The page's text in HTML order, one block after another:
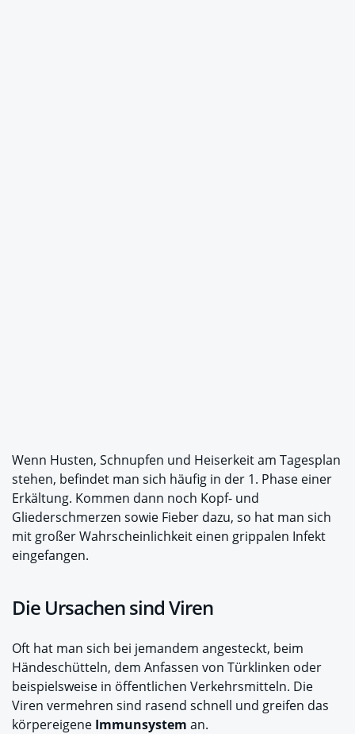
Wenn Husten, Schnupfen und Heiserkeit am Tagesplan
stehen, befindet man sich häufig in der 1. Phase einer
Erkältung. Kommen dann noch Kopf- und
Gliederschmerzen sowie Fieber dazu, so hat man sich
mit großer Wahrscheinlichkeit einen grippalen Infekt
eingefangen.
Die Ursachen sind Viren
Oft hat man sich bei jemandem angesteckt, beim
Händeschütteln, dem Anfassen von Türklinken oder
beispielsweise in öffentlichen Verkehrsmitteln. Die
Viren vermehren sind rasend schnell und greifen das
körpereigene Immunsystem an.